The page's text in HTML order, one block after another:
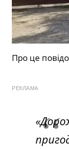
Про це
РЕКЛАМА